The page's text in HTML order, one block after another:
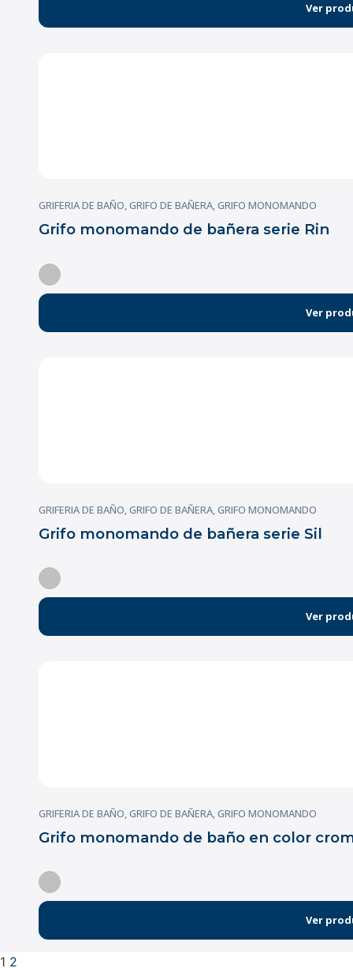
Ver
GRIFERIA DE BAÑO,GRIFO DE BAÑERA,GRIFO MONOMANDO
Grifo monomando de bañera serie Rin
Ver
GRIFERIA DE BAÑO,GRIFO DE BAÑERA,GRIFO MONOMANDO
Grifo monomando de bañera serie Sil
Ver
GRIFERIA DE BAÑO,GRIFO DE BAÑERA,GRIFO MONOMANDO
Grifo monomando de baño en color
Ver
1 2